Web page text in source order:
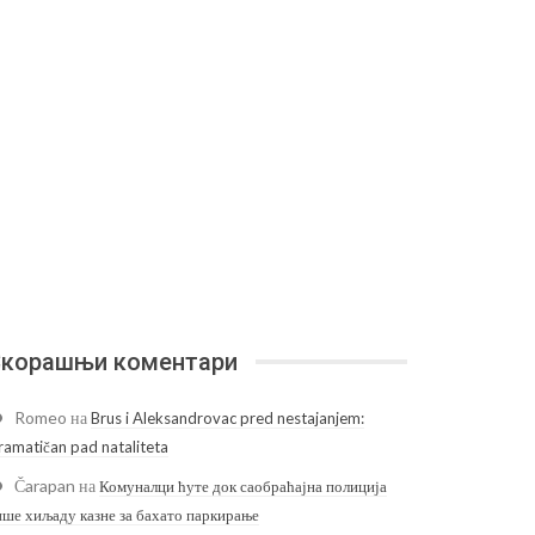
коментари
Romeo наBrus i Aleksandrovac pred nestajanjem:
pad nataliteta
Čarapan наКомуналци ћуте док саобраћајна полиција
хиљаду казне за бахато паркирање